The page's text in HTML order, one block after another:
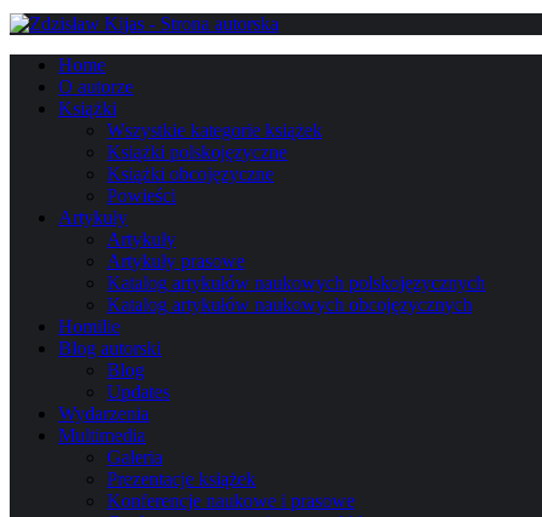
Home
O autorze
Książki
Wszystkie kategorie książek
Książki polskojęzyczne
Książki obcojęzyczne
Powieści
Artykuły
Artykuły
Artykuły prasowe
Katalog artykułów naukowych polskojęzycznych
Katalog artykułów naukowych obcojęzycznych
Homilie
Blog autorski
Blog
Updates
Wydarzenia
Multimedia
Galeria
Prezentacje książek
Konferencje naukowe i prasowe